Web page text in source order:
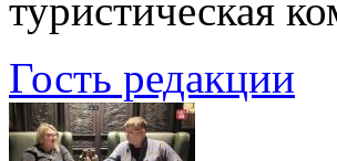
туристическая
Гость редакции